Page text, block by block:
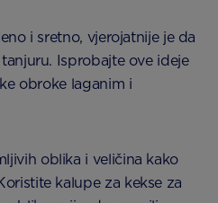
i sretno, vjerojatnije je da
Isprobajte ove ideje
obroke laganim i
oblika i veličina kako
kalupe za kekse za